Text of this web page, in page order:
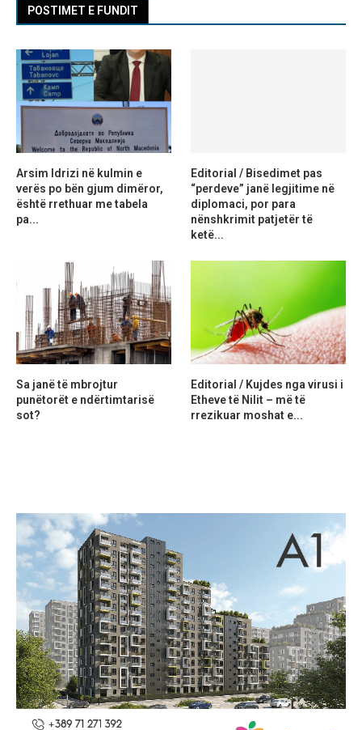
POSTIMET E FUNDIT
Arsim Idrizi në kulmin e
verës po bën gjum dimëror,
është rrethuar me tabela
pa...
Editorial / Bisedimet pas
“perdeve” janë legjitime në
diplomaci, por para
nënshkrimit patjetër të
ketë...
Sa janë të mbrojtur
punëtorët e ndërtimtarisë
sot?
Editorial / Kujdes nga virusi i
Etheve të Nilit – më të
rrezikuar moshat e...